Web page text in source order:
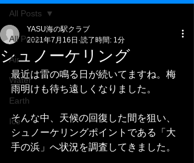
All Posts
Air
Water
Earth
Ice
All Posts
シュノーケリング
YASU海の駅クラブ
2021年7月16日 読了時間: 1分
最近は雷の鳴る日が続いてますね。梅
雨明けも待ち遠しくなりました。
そんな中、天候の回復した間を狙い、
シュノーケリングポイントである「大
手の浜」へ状況を調査してきました。